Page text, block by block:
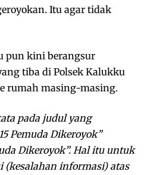
Itu agar tidak
pun kini berangsur
tiba di Polsek Kalukku
rumah masing-masing.
pada judul yang
Pemuda Dikeroyok”
Dikeroyok”. Hal itu untuk
informasi) atas